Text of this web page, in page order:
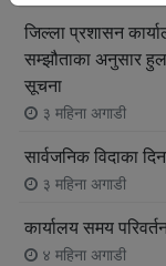
जिल्ला प्रशासन
सम्झौताका अनुसार
सूचना
३ महिना अगाडी
सार्वजनिक विदाका
३ महिना अगाडी
कार्यालय समय
४ महिना अगाडी